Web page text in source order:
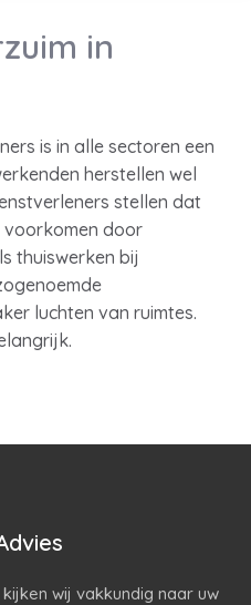
in
is in alle sectoren een
herstellen wel
stellen dat
voorkomen door
thuiswerken bij
luchten van ruimtes.
wij vakkundig naar uw